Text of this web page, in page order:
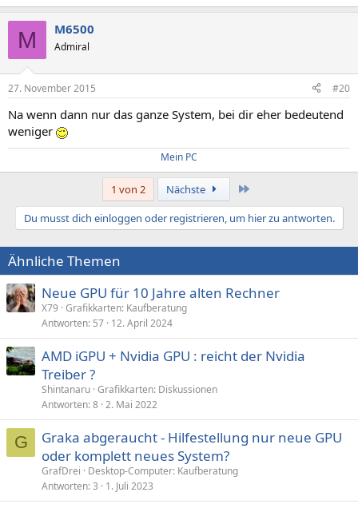
M M6500
Admiral
27. November 2015 #20
Na wenn dann nur das ganze System, bei dir eher bedeutend
weniger
Mein PC
1 von 2 Nächste
Du musst dich einloggen oder registrieren, um hier zu antworten.
Ähnliche Themen
Neue GPU für 10 Jahre alten Rechner
X79 Grafikkarten: Kaufberatung
Antworten 57 12. April 2024
AMD iGPU + Nvidia GPU : reicht der Nvidia
Treiber ?
Shintanaru Grafikkarten: Diskussionen
Antworten 8 2. Mai 2022
G
Graka abgeraucht - Hilfestellung nur neue GPU
oder komplett neues System?
GrafDrei
Desktop-Computer: Kaufberatung
Antworten 3 1. Juli 2023